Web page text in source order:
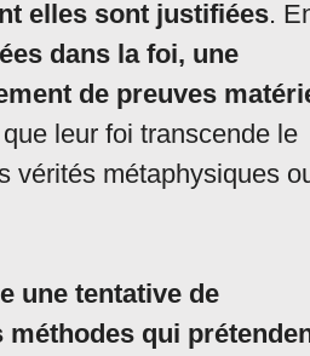
elles sont justifiées.
dans la foi, une
de preuves
leur foi transcende le
vérités métaphysiques
une tentative de
qui